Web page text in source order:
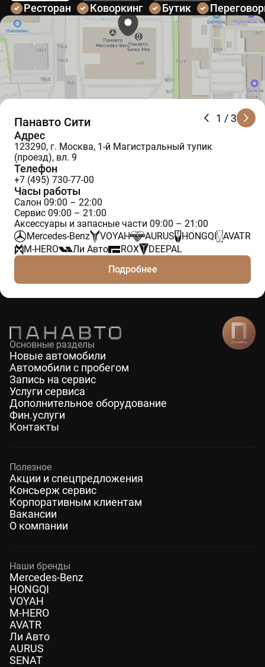
Ресторан
Коворкинг Бутик
1 / 3
Панавто Сити
Адрес
123290, г. Москва, 1-й Магистральный тупик
(проезд), вл. 9
Телефон
+7 (495) 730-77-00
Часы работы
Салон 09:00 – 22:00
Сервис 09:00 – 21:00
Аксессуары и запасные части 09:00 – 21:00
Mercedes-Benz
VOYAH AURUS HONGQI
AVATR
M-HERO
Ли Авто ROX
DEEPAL
Подробнее
Основные разделы
Новые автомобили
Автомобили с пробегом
Запись на сервис
Услуги сервиса
Дополнительное оборудование
Фин.услуги
Контакты
Полезное
Акции и спецпредложения
Консьерж сервис
Корпоративным клиентам
Вакансии
О компании
Наши бренды
Mercedes-Benz
HONGQI
VOYAH
M-HERO
AVATR
Ли Авто
AURUS
SENAT